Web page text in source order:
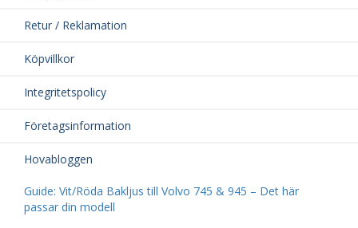
Retur / Reklamation
Köpvillkor
Integritetspolicy
Företagsinformation
Hovabloggen
Guide: Vit/Röda Bakljus till Volvo 745 & 945 – Det här
passar din modell